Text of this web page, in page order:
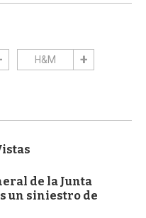
H&M
de la Junta
un siniestro de